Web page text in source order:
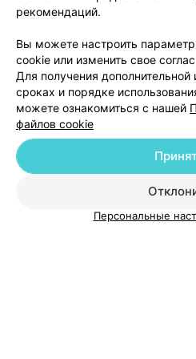
качественно делали мне
рекомендаций.
Вы можете настроить
cookie или изменить свое
Для получения
сроках и порядке
можете ознакомиться с нашей
файлов cookie
Персональные